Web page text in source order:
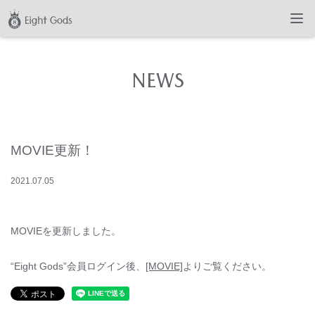
NEWS
MOVIE更新！
2021.07.05
MOVIEを更新しました。
“Eight Gods”会員ログイン後、 [MOVIE]よりご覧ください。